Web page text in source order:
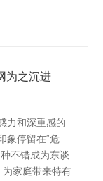
为之沉进
力和深重感的
象停留在“危
不错成为东谈
家庭带来特有